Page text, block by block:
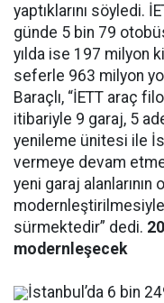
yaptıklarını söyledi.
günde 5 bin 79
yılda ise 197 milyon
seferle 963 milyon
Baraçlı, “İETT araç
itibariyle 9 garaj, 5
yenileme ünitesi ile
vermeye devam
yeni garaj alanlarının
modernleştirilmesiyle
sürmektedir” dedi.
modernleşecek
İstanbul’da 6 bin